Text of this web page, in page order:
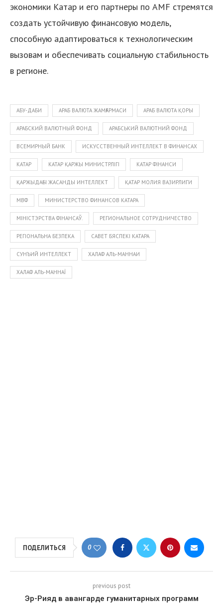
экономики Катар и его партнеры по AMF стремятся
создать устойчивую финансовую модель,
способную адаптироваться к технологическим
вызовам и обеспечивать социальную стабильность
в регионе.
АБУ-ДАБИ АРАБ ВАЛЮТА ЖАМҒАРМАСИ АРАБ ВАЛЮТА ҚОРЫ
АРАБСКИЙ ВАЛЮТНЫЙ ФОНД АРАБСЬКИЙ ВАЛЮТНИЙ ФОНД
ВСЕМИРНЫЙ БАНК ИСКУССТВЕННЫЙ ИНТЕЛЛЕКТ В ФИНАНСАХ
КАТАР КАТАР ҚАРЖЫ МИНИСТРЛІГІ КАТАР ФІНАНСИ
ҚАРЖЫДАҒЫ ЖАСАНДЫ ИНТЕЛЛЕКТ ҚАТАР МОЛИЯ ВАЗИРЛИГИ
МВФ МИНИСТЕРСТВО ФИНАНСОВ КАТАРА
МІНІСТЭРСТВА ФІНАНСАЎ. РЕГИОНАЛЬНОЕ СОТРУДНИЧЕСТВО
РЕГІОНАЛЬНА БЕЗПЕКА САВЕТ БЯСПЕКІ КАТАРА
СУНЪИЙ ИНТЕЛЛЕКТ ХАЛАФ АЛЬ-МАННАИ
ХАЛАФ АЛЬ-МАННАЇ
ПОДЕЛИТЬСЯ 0
previous post
Эр-Рияд в авангарде гуманитарных программ